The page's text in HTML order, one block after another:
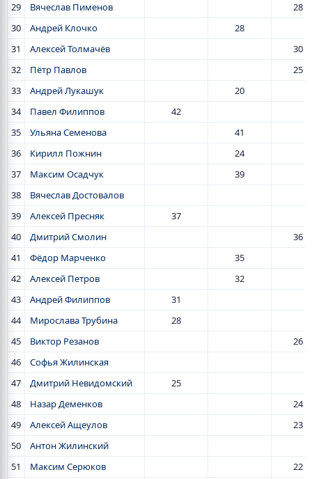
29
Вячеслав Пименов
28
30
Андрей Клочко
28
31
Алексей Толмачёв
30
32
Пётр Павлов
25
33
Андрей Лукашук
20
34
Павел Филиппов
42
35
Ульяна Семенова
41
36
Кирилл Пожнин
24
37
Максим Осадчук
39
38
Вячеслав Достовалов
39
Алексей Пресняк
37
40
Дмитрий Смолин
36
41
Фёдор Марченко
35
42
Алексей Петров
32
43
Андрей Филиппов
31
44
Мирослава Трубина
28
45
Виктор Резанов
26
46
Софья Жилинская
47
Дмитрий Невидомский
25
48
Назар Деменков
24
49
Алексей Ащеулов
23
50
Антон Жилинский
51
Максим Серюков
22